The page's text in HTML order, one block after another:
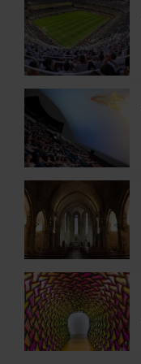
van
de
zee
ontbijten
València
Mestalla
Forever
Tour:
beleef
Valencia
CF
binnenuit
Geniet
van
het
programma
van
l'Hemisfèric
Rondleidingen
door
San
del
Hospital
Hortensia
Herrero
Kunstcentrum:
Een
Parel